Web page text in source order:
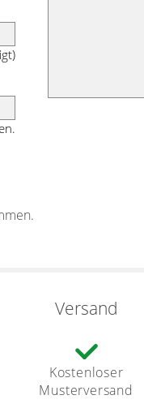
Versand
Kostenloser
Musterversand